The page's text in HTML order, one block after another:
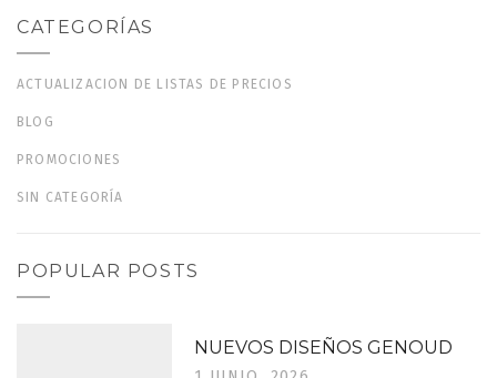
CATEGORÍAS
ACTUALIZACION DE LISTAS DE PRECIOS
BLOG
PROMOCIONES
SIN CATEGORÍA
POPULAR POSTS
NUEVOS DISEÑOS GENOUD